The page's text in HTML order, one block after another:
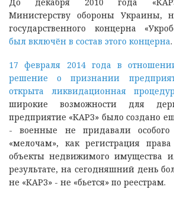
Министерству обороны Украины,
государственного концерна
был включён в состав этого концерна.
17 февраля 2014 года в
решение о признании
открыта ликвидационная
широкие возможности для
предприятие «КАРЗ» было создано
- военные не придавали
«мелочам», как регистрация права
объекты недвижимого имущества
результате, на сегодняшний день
не «КАРЗ» - не «бьется» по реестрам.